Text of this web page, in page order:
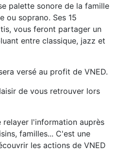
palette sonore de la famille
ou soprano. Ses 15
vous feront partager un
entre classique, jazz et
versé au profit de VNED.
de vous retrouver lors
relayer l'information auprès
familles... C'est une
les actions de VNED